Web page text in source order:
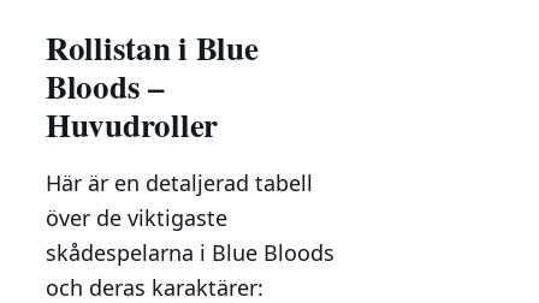
Rollistan i Blue
Bloods –
Huvudroller
Här är en detaljerad tabell
över de viktigaste
skådespelarna i Blue Bloods
och deras karaktärer: